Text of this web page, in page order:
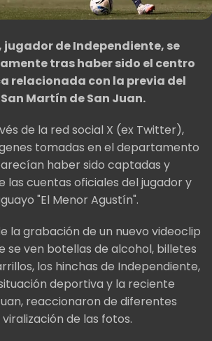
de Independiente, se
tras haber sido el centro
relacionada con la previa del
Martín de San Juan.
de la red social X (ex Twitter),
tomadas en el departamento
haber sido captadas y
las cuentas oficiales del jugador y
"El Menor Agustín".
la grabación de un nuevo videoclip
se ven botellas de alcohol, billetes
los hinchas de Independiente,
deportiva y la reciente
reaccionaron de diferentes
de las fotos.